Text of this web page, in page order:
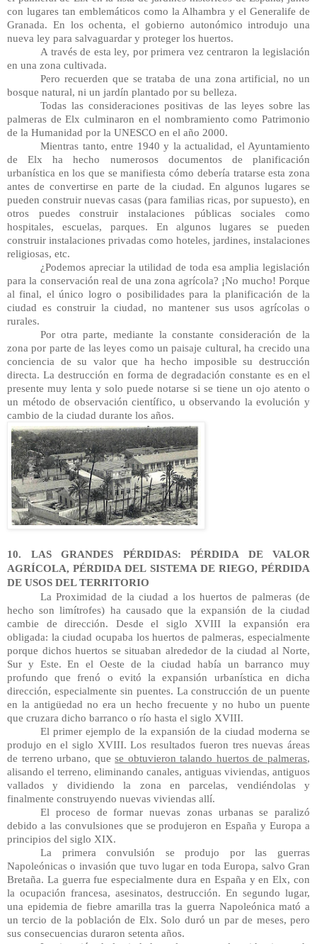
con lugares tan emblemáticos como la Alhambra y el Generalife de
Granada. En los ochenta, el gobierno autonómico introdujo una
nueva ley para salvaguardar y proteger los huertos.
A través de esta ley, por primera vez centraron la legislación
en una zona cultivada.
Pero recuerden que se trataba de una zona artificial, no un
bosque natural, ni un jardín plantado por su belleza.
Todas las consideraciones positivas de las leyes sobre las
palmeras de Elx culminaron en el nombramiento como Patrimonio
de la Humanidad por la UNESCO en el año 2000.
Mientras tanto, entre 1940 y la actualidad, el Ayuntamiento
de Elx ha hecho numerosos documentos de planificación
urbanística en los que se manifiesta cómo debería tratarse esta zona
antes de convertirse en parte de la ciudad. En algunos lugares se
pueden construir nuevas casas (para familias ricas, por supuesto), en
otros puedes construir instalaciones públicas sociales como
hospitales, escuelas, parques. En algunos lugares se pueden
construir instalaciones privadas como hoteles, jardines, instalaciones
religiosas, etc.
¿Podemos apreciar la utilidad de toda esa amplia legislación
para la conservación real de una zona agrícola? ¡No mucho! Porque
al final, el único logro o posibilidades para la planificación de la
ciudad es construir la ciudad, no mantener sus usos agrícolas o
rurales.
Por otra parte, mediante la constante consideración de la
zona por parte de las leyes como un paisaje cultural, ha crecido una
conciencia de su valor que ha hecho imposible su destrucción
directa. La destrucción en forma de degradación constante es en el
presente muy lenta y solo puede notarse si se tiene un ojo atento o
un método de observación científico, u observando la evolución y
cambio de la ciudad durante los años.
10. LAS GRANDES PÉRDIDAS: PÉRDIDA DE VALOR
AGRÍCOLA, PÉRDIDA DEL SISTEMA DE RIEGO, PÉRDIDA
DE USOS DEL TERRITORIO
La Proximidad de la ciudad a los huertos de palmeras (de
hecho son limítrofes) ha causado que la expansión de la ciudad
cambie de dirección. Desde el siglo XVIII la expansión era
obligada: la ciudad ocupaba los huertos de palmeras, especialmente
porque dichos huertos se situaban alrededor de la ciudad al Norte,
Sur y Este. En el Oeste de la ciudad había un barranco muy
profundo que frenó o evitó la expansión urbanística en dicha
dirección, especialmente sin puentes. La construcción de un puente
en la antigüedad no era un hecho frecuente y no hubo un puente
que cruzara dicho barranco o río hasta el siglo XVIII.
El primer ejemplo de la expansión de la ciudad moderna se
produjo en el siglo XVIII. Los resultados fueron tres nuevas áreas
de terreno urbano, que se obtuvieron talando huertos de palmeras,
alisando el terreno, eliminando canales, antiguas viviendas, antiguos
vallados y dividiendo la zona en parcelas, vendiéndolas y
finalmente construyendo nuevas viviendas allí.
El proceso de formar nuevas zonas urbanas se paralizó
debido a las convulsiones que se produjeron en España y Europa a
principios del siglo XIX.
La primera convulsión se produjo por las guerras
Napoleónicas o invasión que tuvo lugar en toda Europa, salvo Gran
Bretaña. La guerra fue especialmente dura en España y en Elx, con
la ocupación francesa, asesinatos, destrucción. En segundo lugar,
una epidemia de fiebre amarilla tras la guerra Napoleónica mató a
un tercio de la población de Elx. Solo duró un par de meses, pero
sus consecuencias duraron setenta años.